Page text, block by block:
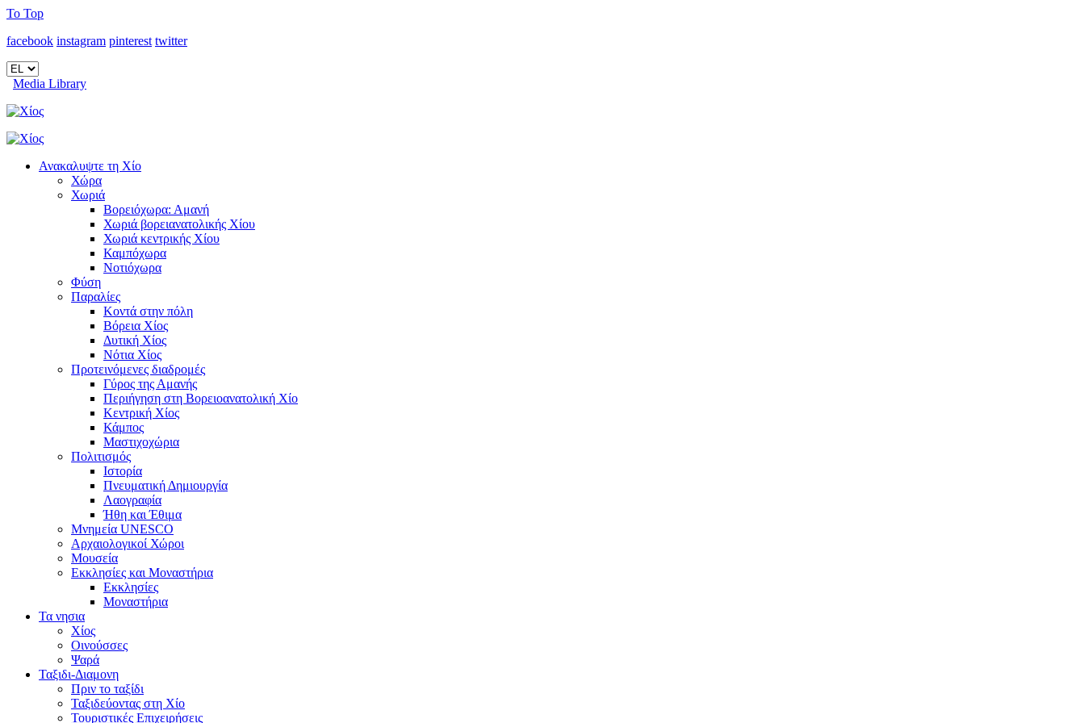
To Top
facebook instagram pinterest twitter
Media Library
Ανακαλυψτε τη Χίο
Χώρα
Χωριά
Βορειόχωρα: Αμανή
Χωριά βορειανατολικής Χίου
Χωριά κεντρικής Χίου
Καμπόχωρα
Νοτιόχωρα
Φύση
Παραλίες
Κοντά στην πόλη
Βόρεια Χίος
Δυτική Χίος
Νότια Χίος
Προτεινόμενες διαδρομές
Γύρος της Αμανής
Περιήγηση στη Βορειοανατολική Χίο
Κεντρική Χίος
Κάμπος
Μαστιχοχώρια
Πολιτισμός
Ιστορία
Πνευματική Δημιουργία
Λαογραφία
Ήθη και Έθιμα
Μνημεία UNESCO
Αρχαιολογικοί Χώροι
Μουσεία
Εκκλησίες και Μοναστήρια
Εκκλησίες
Μοναστήρια
Τα νησια
Χίος
Οινούσσες
Ψαρά
Ταξιδι-Διαμονη
Πριν το ταξίδι
Ταξιδεύοντας στη Χίο
Τουριστικές Επιχειρήσεις